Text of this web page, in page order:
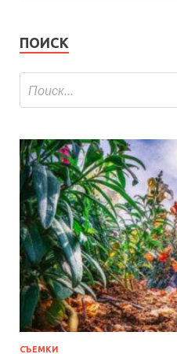
ПОИСК
СЪЕМКИ